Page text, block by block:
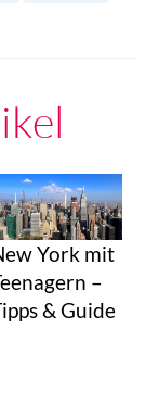
York mit
–
& Guide